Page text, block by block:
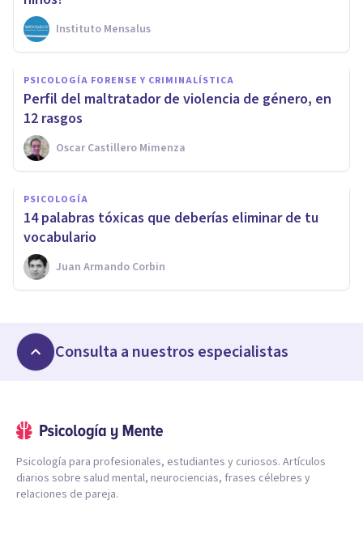
Instituto Mensalus
PSICOLOGÍA FORENSE Y CRIMINALÍSTICA
​Perfil del maltratador de violencia de género, en
12 rasgos
Oscar Castillero Mimenza
PSICOLOGÍA
​14 palabras tóxicas que deberías eliminar de tu
vocabulario
Juan Armando Corbin
Consulta a nuestros especialistas
Psicología para profesionales, estudiantes y curiosos. Artículos
diarios sobre salud mental, neurociencias, frases célebres y
relaciones de pareja.